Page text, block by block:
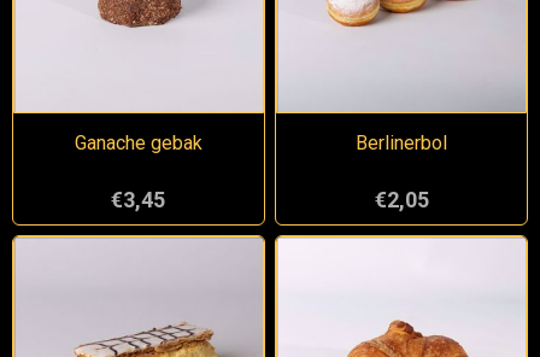
Ganache gebak
€3,45
Berlinerbol
€2,05